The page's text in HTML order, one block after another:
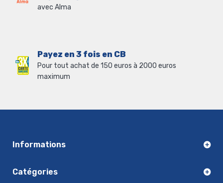
avec Alma
Payez en 3 fois en CB
Pour tout achat de 150 euros à 2000 euros
maximum
Informations
Catégories